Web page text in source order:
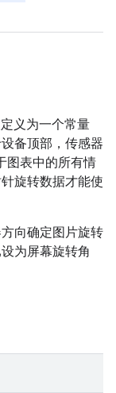
义为一个常量
备顶部，传感器
图表中的所有情
旋转数据才能使
向确定图片旋转
为屏幕旋转角